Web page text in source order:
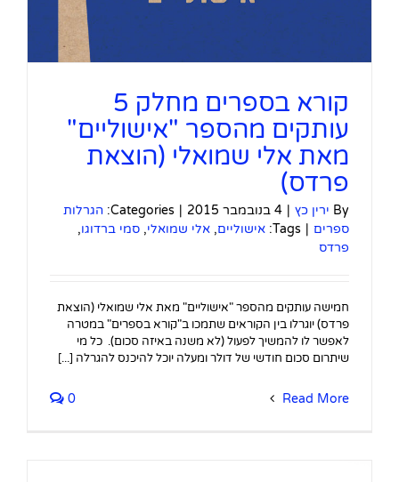
קורא בספרים מחלק 5
עותקים מהספר "אישוליים"
מאת אלי שמואלי (הוצאת
פרדס)
By ירין כץ | 4 בנובמבר 2015 |
Categories: הגרלות
ספרים |
Tags: אישוליים, אלי שמואלי, סמי ברדוגו,
פרדס
חמישה עותקים מהספר "אישוליים" מאת אלי שמואלי (הוצאת
פרדס) יוגרלו בין הקוראים שתמכו ב"קורא בספרים" במטרה
לאפשר לו להמשיך לפעול (לא משנה באיזה סכום). כל מי
שיתרום סכום חודשי של דולר ומעלה יוכל להיכנס להגרלה [...]
Read More
0